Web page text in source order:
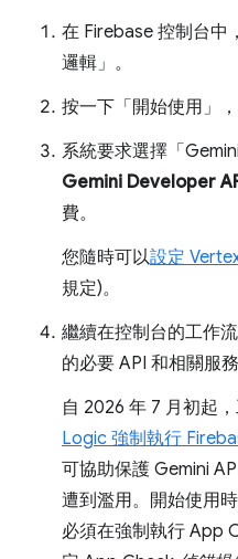
在 Firebase 控制台中
邏輯」 。
按一下「開始使用」
系統要求選擇「
Gemini Developer
費。
您隨時可以設定
規定)。
繼續在控制台的工作
的必要 API 和相關服務
自 2026 年 7 月初起
Logic 強制執行
可協助保護 Gemini
遭到濫用。開始使用
必須在強制執行 App